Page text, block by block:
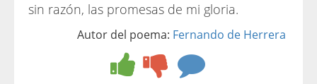
sin razón, las promesas de mi gloria.
Autor del poema: Fernando de Herrera